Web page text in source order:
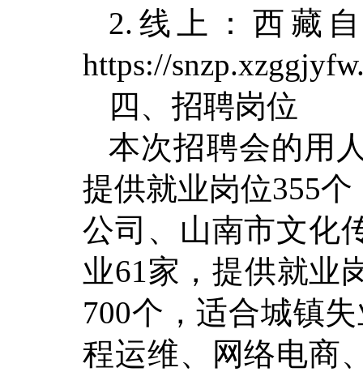
2.线上：西藏
https://
四、招聘岗位
本次招聘会的用
提供就业岗位355
公司、山南市文化
业61家，提供就业
700个，适合城镇
程运维、网络电商